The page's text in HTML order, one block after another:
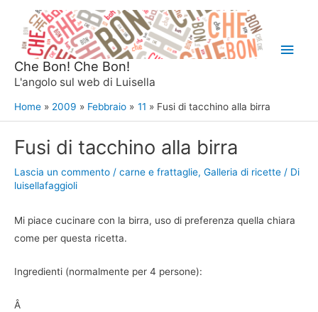
contenuto
Che Bon! Che Bon!
L'angolo sul web di Luisella
Home 2009 Febbraio 11 Fusi di tacchino alla birra
Fusi di tacchino alla birra
Lascia un commento / carne e frattaglie, Galleria di ricette / Di
luisellafaggioli
Mi piace cucinare con la birra, uso di preferenza quella chiara
come per questa ricetta.
Ingredienti (normalmente per 4 persone):
Â